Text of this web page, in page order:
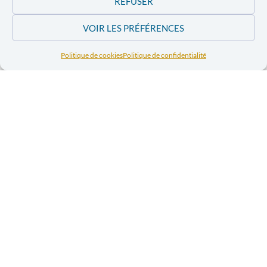
VOIR LES PRÉFÉRENCES
Politique de cookiesPolitique de confidentialité
Les épidémies de rougeole, de choléra et de M-
Pox sévissent dans des zones déjà fragilisées.